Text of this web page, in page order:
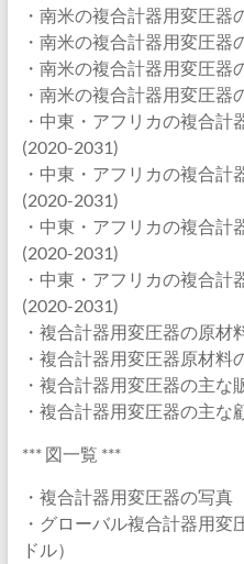
・南米の複合計器用変圧
・南米の複合計器用変圧
・南米の複合計器用変圧
・南米の複合計器用変圧
・中東・アフリカの複合
(2020-2031)
・中東・アフリカの複合
(2020-2031)
・中東・アフリカの複合
(2020-2031)
・中東・アフリカの複合
(2020-2031)
・複合計器用変圧器の原材
・複合計器用変圧器原材料
・複合計器用変圧器の主な
・複合計器用変圧器の主な
*** 図一覧 ***
・複合計器用変圧器の写真
・グローバル複合計器用
ドル）